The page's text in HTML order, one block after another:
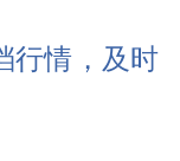
行情，及时